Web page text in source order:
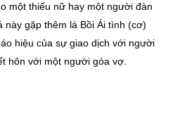
một thiếu nữ hay một người đàn
này gặp thêm lá Bồi Ái tình (cơ)
hiệu của sự giao dịch với người
hôn với một người góa vợ.